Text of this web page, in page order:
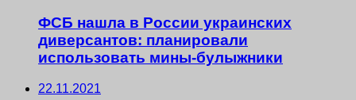
ФСБ нашла в России украинских
диверсантов: планировали
использовать мины-булыжники
22.11.2021